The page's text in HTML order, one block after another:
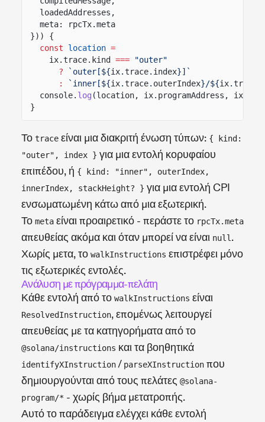
loadedAddresses,
meta: rpcTx.meta
})) {
const
location =
ix.trace.kind
===
"outer"
?
`outer[${ix.trace. index}]`
:
`inner[${ix.trace. outerIndex}/${ix.trace
console. log (location, ix.programAddress,
}
Το trace είναι μια διακριτή ένωση τύπων: { kind:
"outer", index } για μια εντολή κορυφαίου
επιπέδου, ή { kind: "inner", outerIndex,
innerIndex, stackHeight? } για μια εντολή CPI
ενσωματωμένη κάτω από μια εξωτερική.
Το meta είναι προαιρετικό - περάστε το rpcTx.meta
απευθείας ακόμα και όταν μπορεί να είναι null .
Χωρίς μετα, το walkInstructions επιστρέφει μόνο
τις εξωτερικές εντολές.
Ανάλυση με πρόγραμμα-πελάτη
Κάθε εντολή από το walkInstructions είναι
ResolvedInstruction, επομένως λειτουργεί
απευθείας με τα κατηγορήματα από το
@solana/instructions και τα βοηθητικά
identifyXInstruction/ parseXInstruction που
δημιουργούνται από τους πελάτες @solana-
program/* - χωρίς βήμα μετατροπής.
Αυτό το παράδειγμα ελέγχει κάθε εντολή